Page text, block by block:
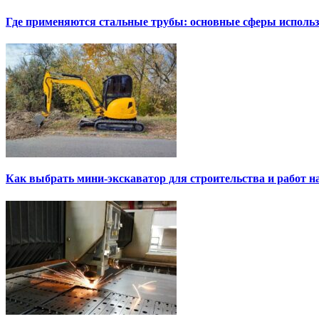
Где применяются стальные трубы: основные сферы
Как выбрать мини-экскаватор для строительства и работ